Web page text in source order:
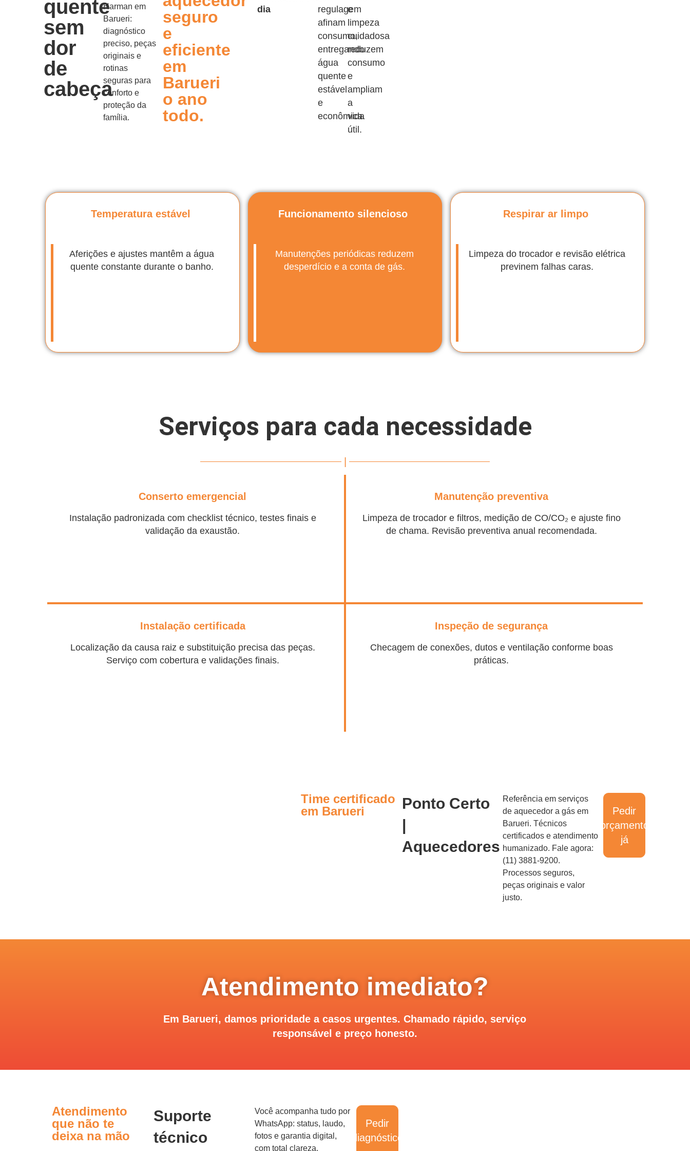
quente
sem
dor
de
cabeça
Harman em
Barueri:
diagnóstico
preciso, peças
originais e
rotinas
seguras para
conforto e
proteção da
família.
seguro
e
eficiente
em
Barueri
o ano
todo.
dia
regulagem
afinam
consumo,
entregando
água
quente
estável
e
econômica.
e
limpeza
cuidadosa
reduzem
consumo
e
ampliam
a
vida
útil.
Temperatura estável
Aferições e ajustes mantêm a água
quente constante durante o banho.
Funcionamento silencioso
Manutenções periódicas reduzem
desperdício e a conta de gás.
Respirar ar limpo
Limpeza do trocador e revisão elétrica
previnem falhas caras.
Serviços para cada necessidade
Conserto emergencial
Instalação padronizada com checklist técnico, testes finais e
validação da exaustão.
Manutenção preventiva
Limpeza de trocador e filtros, medição de CO/CO₂ e ajuste fino
de chama. Revisão preventiva anual recomendada.
Instalação certificada
Localização da causa raiz e substituição precisa das peças.
Serviço com cobertura e validações finais.
Inspeção de segurança
Checagem de conexões, dutos e ventilação conforme boas
práticas.
Time certificado
em Barueri
Ponto Certo
|
Aquecedores
Referência em serviços
de aquecedor a gás em
Barueri. Técnicos
certificados e atendimento
humanizado. Fale agora:
(11) 3881-9200.
Processos seguros,
peças originais e valor
justo.
Pedir
orçamento
já
Atendimento imediato?
Em Barueri, damos prioridade a casos urgentes. Chamado rápido, serviço
responsável e preço honesto.
Atendimento
que não te
deixa na mão
Suporte
técnico
Você acompanha tudo por
WhatsApp: status, laudo,
fotos e garantia digital,
com total clareza.
Pedir
diagnóstico